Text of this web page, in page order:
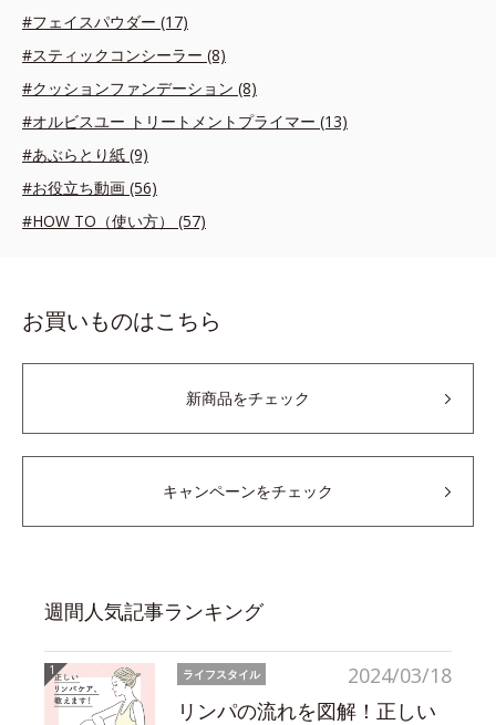
#フェイスパウダー (17)
#スティックコンシーラー (8)
#クッションファンデーション (8)
#オルビスユー トリートメントプライマー (13)
#あぶらとり紙 (9)
#お役立ち動画 (56)
#HOW TO（使い方） (57)
お買いものはこちら
新商品をチェック
キャンペーンをチェック
週間人気記事ランキング
2024/03/18
ライフスタイル
リンパの流れを図解！正しい